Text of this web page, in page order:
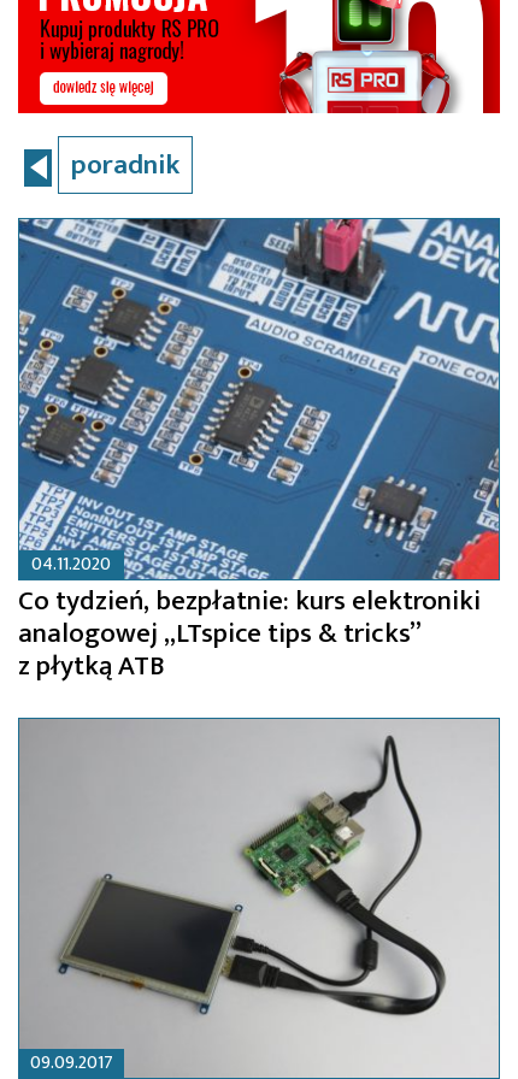
poradnik
04.11.2020
Co tydzień, bezpłatnie: kurs elektroniki
analogowej „LTspice tips & tricks”
z płytką ATB
09.09.2017